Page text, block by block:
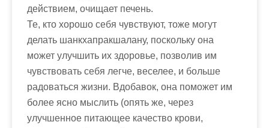
действием, очищает печень.
Те, кто хорошо себя чувствуют, тоже могут
делать шанкхапракшалану, поскольку она
может улучшить их здоровье, позволив им
чувствовать себя легче, веселее, и больше
радоваться жизни. Вдобавок, она поможет им
более ясно мыслить (опять же, через
улучшенное питающее качество крови,